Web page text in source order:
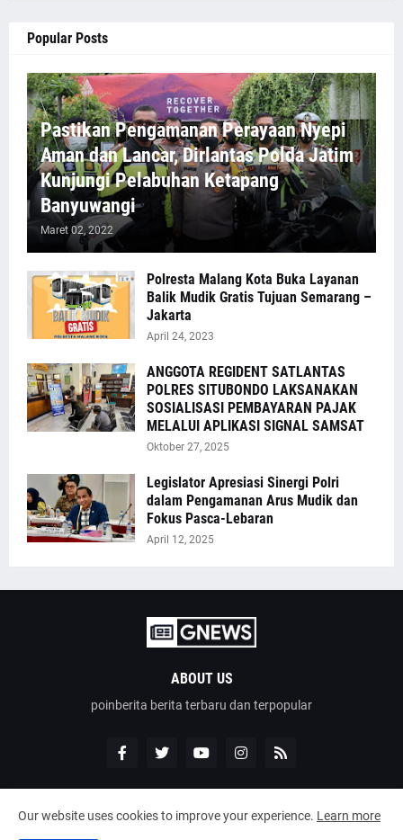
Popular Posts
Pastikan Pengamanan Perayaan Nyepi
Aman dan Lancar, Dirlantas Polda Jatim
Kunjungi Pelabuhan Ketapang
Banyuwangi
Maret 02, 2022
Polresta Malang Kota Buka Layanan
Balik Mudik Gratis Tujuan Semarang –
Jakarta
April 24, 2023
ANGGOTA REGIDENT SATLANTAS
POLRES SITUBONDO LAKSANAKAN
SOSIALISASI PEMBAYARAN PAJAK
MELALUI APLIKASI SIGNAL SAMSAT
Oktober 27, 2025
Legislator Apresiasi Sinergi Polri
dalam Pengamanan Arus Mudik dan
Fokus Pasca-Lebaran
April 12, 2025
ABOUT US
poinberita berita terbaru dan terpopular
Design by - poinberita
Our website uses cookies to improve your experience. Learn more